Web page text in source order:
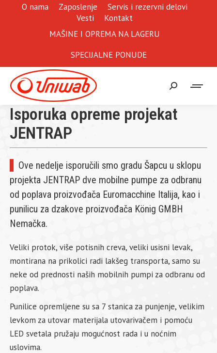
O nama Zaposlenje
Servis i rezervni delovi
Vesti
Kontakt
MAŠINE I OPREMA NA LAGERU
SPECIJALNE PONUDE
Search:
Isporuka opreme projekat
JENTRAP
Ove nedelje isporučili smo gradu Šapcu u sklopu
projekta JENTRAP dve mobilne pumpe za odbranu
od poplava proizvođača Euromacchine Italija, kao i
punilicu za dzakove proizvođača König GMBH
Nemačka.
Veliki protok, više potisnih creva, veliki usisni levak,
montirana na prikolici radi lakšeg transporta, samo su
neke od prednosti naših mobilnih pumpi za odbranu od
poplava.
Punilice opremljene su sa 7 stanica za punjenje, velikim
levkom za utovar materijala utovarivačem i pomoću
LED svetala pružaju mogućnost rada i u noćnim
uslovima.